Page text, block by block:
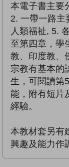
本電子書主要
2. 一帶一路主
人類福祉, 5.
至第四章，學
教、印度教、
宗教有基本的
生，可閱讀第
能，附有短片
經驗。
本教材套另有
興趣及能力作